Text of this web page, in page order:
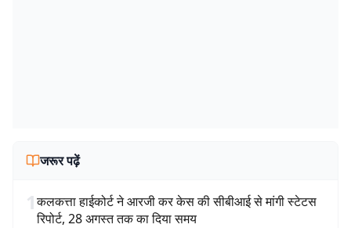
जरूर पढ़ें
1कलकत्ता हाईकोर्ट ने आरजी कर केस की सीबीआई से मांगी स्टेटस
रिपोर्ट, 28 अगस्त तक का दिया समय